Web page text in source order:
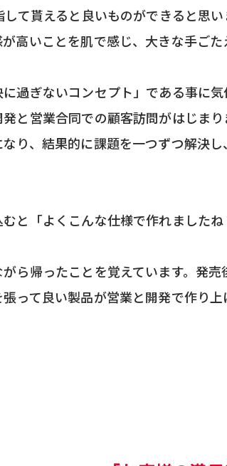
て貰えると良いものができると思い
高いことを肌で感じ、大きな手ごた
過ぎないコンセプト」である事に
と営業合同での顧客訪問がはじまり
り、結果的に課題を一つずつ解決
と「よくこんな仕様で作れました
ら帰ったことを覚えています。発
って良い製品が営業と開発で作り